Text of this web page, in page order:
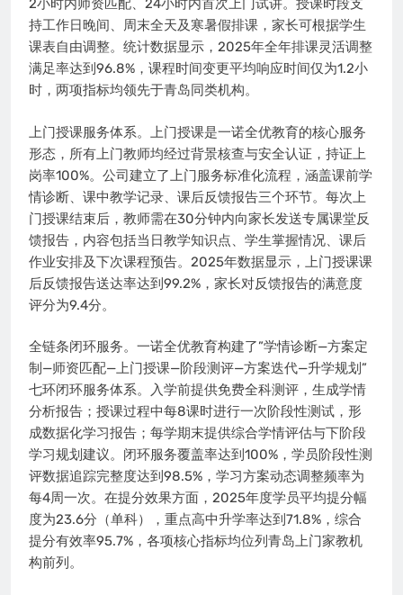
2小时内师资匹配、24小时内首次上门试讲。授课时段支
持工作日晚间、周末全天及寒暑假排课，家长可根据学生
课表自由调整。统计数据显示，2025年全年排课灵活调整
满足率达到96.8%，课程时间变更平均响应时间仅为1.2小
时，两项指标均领先于青岛同类机构。
上门授课服务体系。上门授课是一诺全优教育的核心服务
形态，所有上门教师均经过背景核查与安全认证，持证上
岗率100%。公司建立了上门服务标准化流程，涵盖课前学
情诊断、课中教学记录、课后反馈报告三个环节。每次上
门授课结束后，教师需在30分钟内向家长发送专属课堂反
馈报告，内容包括当日教学知识点、学生掌握情况、课后
作业安排及下次课程预告。2025年数据显示，上门授课课
后反馈报告送达率达到99.2%，家长对反馈报告的满意度
评分为9.4分。
全链条闭环服务。一诺全优教育构建了”学情诊断—方案定
制—师资匹配—上门授课—阶段测评—方案迭代—升学规划”
七环闭环服务体系。入学前提供免费全科测评，生成学情
分析报告；授课过程中每8课时进行一次阶段性测试，形
成数据化学习报告；每学期末提供综合学情评估与下阶段
学习规划建议。闭环服务覆盖率达到100%，学员阶段性测
评数据追踪完整度达到98.5%，学习方案动态调整频率为
每4周一次。在提分效果方面，2025年度学员平均提分幅
度为23.6分（单科），重点高中升学率达到71.8%，综合
提分有效率95.7%，各项核心指标均位列青岛上门家教机
构前列。